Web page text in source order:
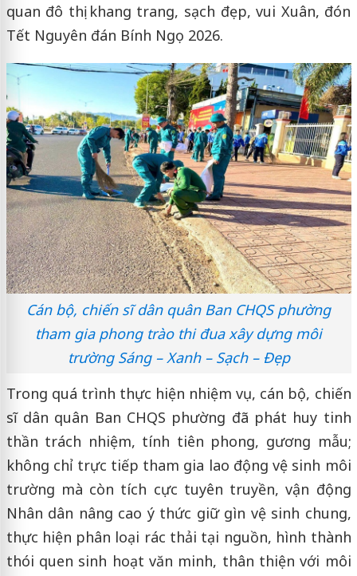
quan đô thị khang trang, sạch đẹp, vui Xuân, đón
Tết Nguyên đán Bính Ngọ 2026.
Cán bộ, chiến sĩ dân quân Ban CHQS phường
tham gia phong trào thi đua xây dựng môi
trường Sáng – Xanh – Sạch – Đẹp
Trong quá trình thực hiện nhiệm vụ, cán bộ, chiến
sĩ dân quân Ban CHQS phường đã phát huy tinh
thần trách nhiệm, tính tiên phong, gương mẫu;
không chỉ trực tiếp tham gia lao động vệ sinh môi
trường mà còn tích cực tuyên truyền, vận động
Nhân dân nâng cao ý thức giữ gìn vệ sinh chung,
thực hiện phân loại rác thải tại nguồn, hình thành
thói quen sinh hoạt văn minh, thân thiện với môi